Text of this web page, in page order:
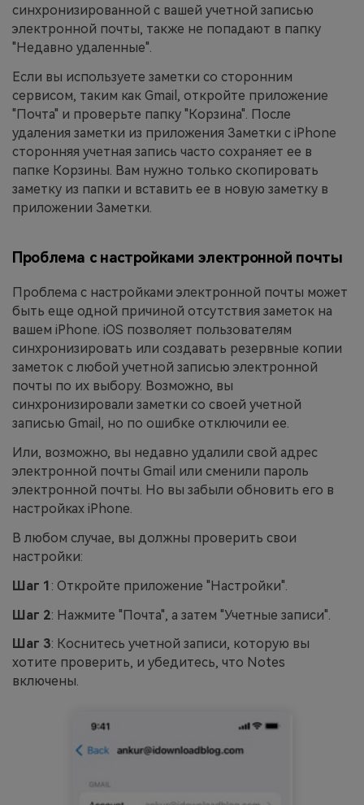
синхронизированной с вашей учетной записью
электронной почты, также не попадают в папку
"Недавно удаленные".
Если вы используете заметки со сторонним
сервисом, таким как Gmail, откройте приложение
"Почта" и проверьте папку "Корзина". После
удаления заметки из приложения Заметки с iPhone
сторонняя учетная запись часто сохраняет ее в
папке Корзины. Вам нужно только скопировать
заметку из папки и вставить ее в новую заметку в
приложении Заметки.
Проблема с настройками электронной почты
Проблема с настройками электронной почты может
быть еще одной причиной отсутствия заметок на
вашем iPhone. iOS позволяет пользователям
синхронизировать или создавать резервные копии
заметок с любой учетной записью электронной
почты по их выбору. Возможно, вы
синхронизировали заметки со своей учетной
записью Gmail, но по ошибке отключили ее.
Или, возможно, вы недавно удалили свой адрес
электронной почты Gmail или сменили пароль
электронной почты. Но вы забыли обновить его в
настройках iPhone.
В любом случае, вы должны проверить свои
настройки:
Шаг 1 : Откройте приложение "Настройки".
Шаг 2: Нажмите "Почта", а затем "Учетные записи".
Шаг 3: Коснитесь учетной записи, которую вы
хотите проверить, и убедитесь, что Notes
включены.